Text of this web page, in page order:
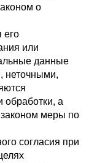
о
его
или
данные
неточными,
обработки, а
меры по
согласия при